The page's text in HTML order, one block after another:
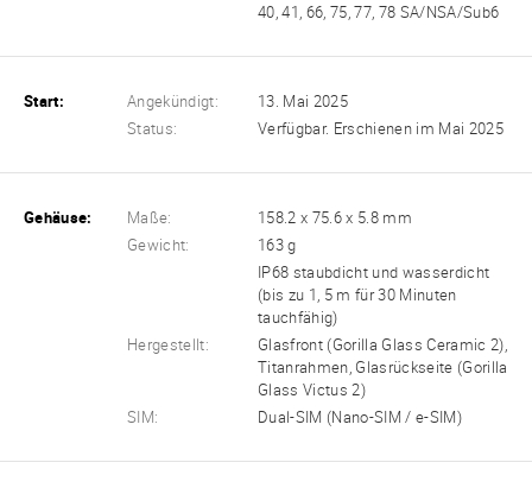
40, 41, 66, 75, 77, 78 SA/NSA/Sub6
Start: Angekündigt:
13. Mai 2025
Status:
Verfügbar. Erschienen im Mai 2025
Gehäuse: Maße:
158.2 x 75.6 x 5.8 mm
Gewicht:
163 g
IP68 staubdicht und wasserdicht
(bis zu 1, 5 m für 30 Minuten
tauchfähig)
Hergestellt:
Glasfront (Gorilla Glass Ceramic 2),
Titanrahmen, Glasrückseite (Gorilla
Glass Victus 2)
SIM:
Dual-SIM (Nano-SIM / e-SIM)